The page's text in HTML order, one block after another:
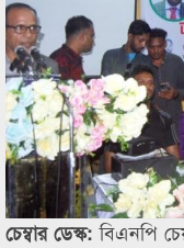
চেম্বার ডেস্ক:বিএনপি